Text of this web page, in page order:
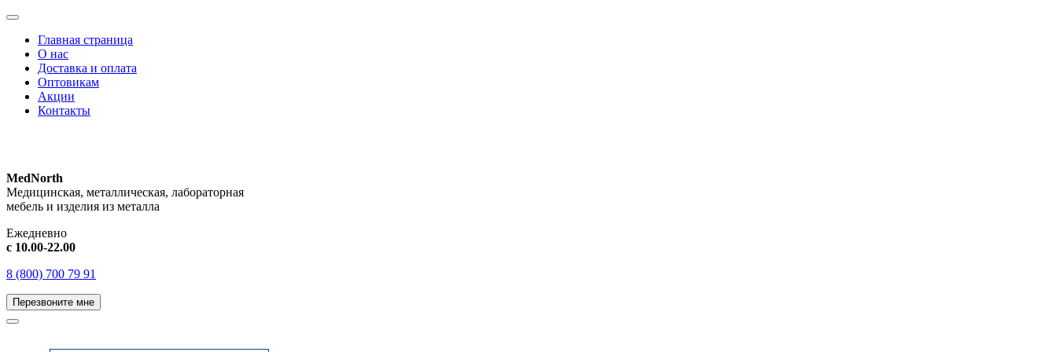
Главная страница
О нас
Доставка и оплата
Оптовикам
Акции
Контакты
MedNorth
Медицинская, металлическая, лабораторная
мебель и изделия из металла
Ежедневно
с 10.00-22.00
8 (800) 700 79 91
Перезвоните мне